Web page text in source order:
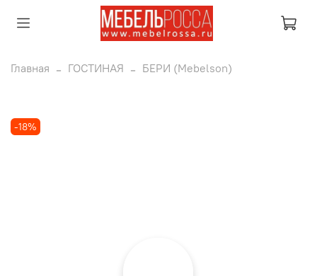
Главная ГОСТИНАЯ БЕРИ (Mebelson)
-18%